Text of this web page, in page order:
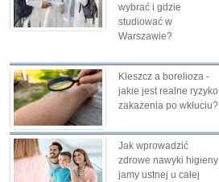
wybrać i gdzie
studiować w
Warszawie?
Kleszcz a borelioza -
jakie jest realne ryzyko
zakażenia po wkłuciu?
Jak wprowadzić
zdrowe nawyki higieny
jamy ustnej u całej